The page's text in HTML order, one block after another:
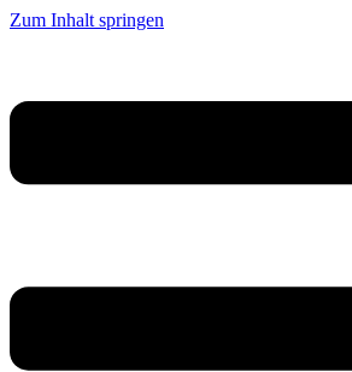
Zum Inhalt springen